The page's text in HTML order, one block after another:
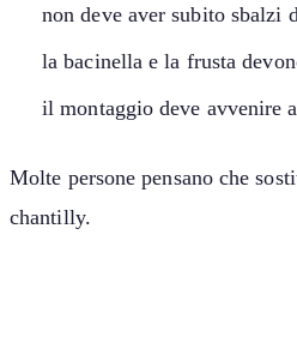
non deve aver subito sbalzi
la bacinella e la frusta
il montaggio deve avvenire
Molte persone pensano che
chantilly.